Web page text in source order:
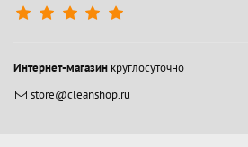
Интернет-магазин круглосуточно
store@cleanshop.ru